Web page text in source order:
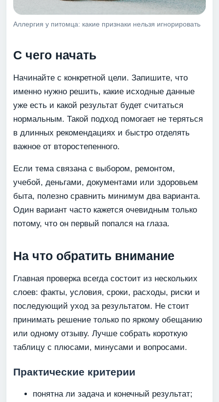
Аллергия у питомца: какие признаки нельзя игнорировать
С чего начать
Начинайте с конкретной цели. Запишите, что
именно нужно решить, какие исходные данные
уже есть и какой результат будет считаться
нормальным. Такой подход помогает не теряться
в длинных рекомендациях и быстро отделять
важное от второстепенного.
Если тема связана с выбором, ремонтом,
учебой, деньгами, документами или здоровьем
быта, полезно сравнить минимум два варианта.
Один вариант часто кажется очевидным только
потому, что он первый попался на глаза.
На что обратить внимание
Главная проверка всегда состоит из нескольких
слоев: факты, условия, сроки, расходы, риски и
последующий уход за результатом. Не стоит
принимать решение только по яркому обещанию
или одному отзыву. Лучше собрать короткую
таблицу с плюсами, минусами и вопросами.
Практические критерии
понятна ли задача и конечный результат;